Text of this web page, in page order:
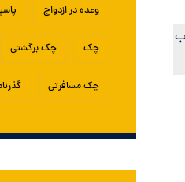
وعده در ازدواج
چک چک برگشتی
چک مسافرتی